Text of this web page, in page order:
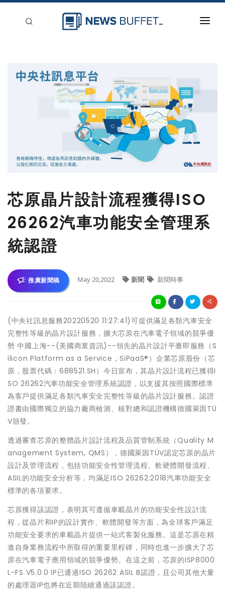
芯原晶片設計流程獲得ISO
26262汽車功能安全管理系
統認證
推廣新聞稿 May 20,2022 新聞 新聞時事
(中央社訊息服務20220520 11:27:41)可提供滿足各類汽車安全
完整性等級的晶片設計服務，擴大芯原在汽車電子領域的競爭優
勢 中國上海--(美國商業資訊)--領先的晶片設計平臺即服務（S
ilicon Platform as a Service，SiPaaS®）企業芯原股份（芯
原，股票代碼：688521.SH）今日宣布，其晶片設計流程已獲得I
SO 26262汽車功能安全管理系統認證，以支援其按照國際標準
為客戶提供滿足各類汽車安全完整性等級的晶片設計服務。認證
證書由國際獨立的協力廠商檢測、核對總和認證機構德國萊因TÜ
V頒發。
透過審查芯原的整體晶片設計流程及品質管制系統（Quality M
anagement System, QMS），德國萊因TÜV認定芯原的晶片
設計及管理流程，包括功能安全性管理流程、軟硬體開發流程、
ASIL的功能安全分析等，均滿足ISO 26262:2018汽車功能安全
標準的各項要求。
芯原獲得該認證，表明其可遵循車載晶片的功能安全性設計流
程，從晶片和IP的設計實作、軟體開發等方面，為全球客戶滿足
功能安全要求的車載晶片提供一站式客製化服務。這是芯原在精
進自身業務流程中所取得的重要里程碑，同時也進一步擴大了芯
原在汽車電子應用領域的競爭優勢。在這之前，芯原的ISP8000
L-FS V5.0.0 IP已通過ISO 26262 ASIL B認證，且公司其他大量
的處理器IP也將在近期陸續通過該認證。